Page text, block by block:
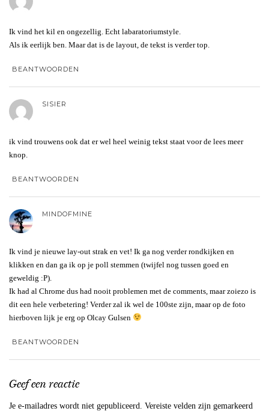
Ik vind het kil en ongezellig. Echt labaratoriumstyle.
Als ik eerlijk ben. Maar dat is de layout, de tekst is verder top.
BEANTWOORDEN
SISIER
ik vind trouwens ook dat er wel heel weinig tekst staat voor de lees meer
knop.
BEANTWOORDEN
MINDOFMINE
Ik vind je nieuwe lay-out strak en vet! Ik ga nog verder rondkijken en
klikken en dan ga ik op je poll stemmen (twijfel nog tussen goed en
geweldig :P).
Ik had al Chrome dus had nooit problemen met de comments, maar zoiezo is
dit een hele verbetering! Verder zal ik wel de 100ste zijn, maar op de foto
hierboven lijk je erg op Olcay Gulsen
BEANTWOORDEN
Geef een reactie
Je e-mailadres wordt niet gepubliceerd. Vereiste velden zijn gemarkeerd